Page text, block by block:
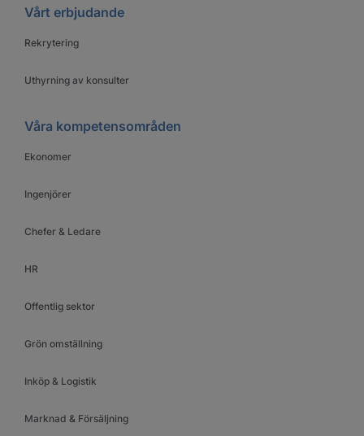
Vårt erbjudande
Rekrytering
Uthyrning av konsulter
Våra kompetensområden
Ekonomer
Ingenjörer
Chefer & Ledare
HR
Offentlig sektor
Grön omställning
Inköp & Logistik
Marknad & Försäljning